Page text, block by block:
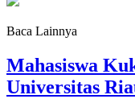
Baca Lainnya
Mahasiswa
Universitas